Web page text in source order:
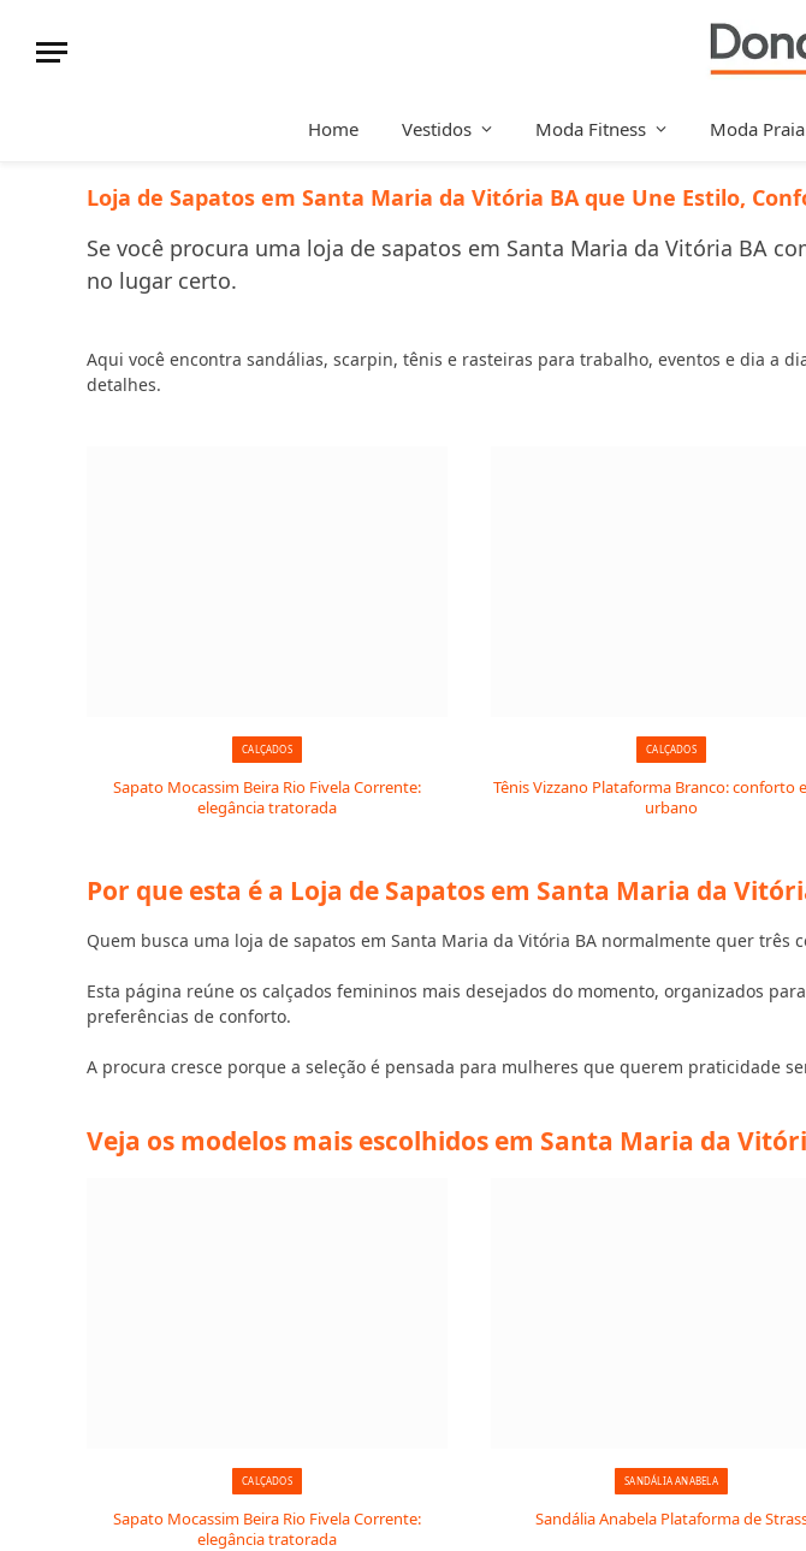
Home Vestidos Moda Fitness Moda Praia
Loja de Sapatos em Santa Maria da Vitória BA que Une Estilo,
Se você procura uma loja de sapatos em Santa Maria da Vitória BA
no lugar certo.
Aqui você encontra sandálias, scarpin, tênis e rasteiras para trabalho, eventos e dia a
detalhes.
CALÇADOS
Sapato Mocassim Beira Rio Fivela Corrente:
elegância tratorada
CALÇADOS
Tênis Vizzano Plataforma Branco: conforto
urbano
Por que esta é a Loja de Sapatos em Santa Maria da
Quem busca uma loja de sapatos em Santa Maria da Vitória BA normalmente quer
Esta página reúne os calçados femininos mais desejados do momento, organizados
preferências de conforto.
A procura cresce porque a seleção é pensada para mulheres que querem praticidade
Veja os modelos mais escolhidos em Santa Maria da
CALÇADOS
Sapato Mocassim Beira Rio Fivela Corrente:
elegância tratorada
SANDÁLIA ANABELA
Sandália Anabela Plataforma de